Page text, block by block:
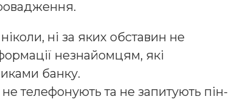
ні за яких обставин не
незнайомцям, які
банку.
телефонують та не запитують пін-